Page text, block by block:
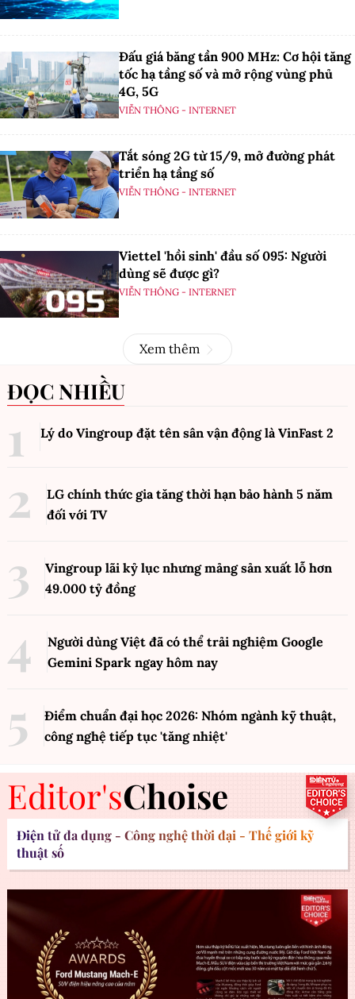
Đấu giá băng tần 900 MHz: Cơ hội tăng
tốc hạ tầng số và mở rộng vùng phủ
4G, 5G
VIỄN THÔNG - INTERNET
Tắt sóng 2G từ 15/9, mở đường phát
triển hạ tầng số
VIỄN THÔNG - INTERNET
Viettel 'hồi sinh' đầu số 095: Người
dùng sẽ được gì?
VIỄN THÔNG - INTERNET
Xem thêm
ĐỌC NHIỀU
Lý do Vingroup đặt tên sân vận động là VinFast 2
LG chính thức gia tăng thời hạn bảo hành 5 năm
đối với TV
Vingroup lãi kỷ lục nhưng mảng sản xuất lỗ hơn
49.000 tỷ đồng
Người dùng Việt đã có thể trải nghiệm Google
Gemini Spark ngay hôm nay
Điểm chuẩn đại học 2026: Nhóm ngành kỹ thuật,
công nghệ tiếp tục 'tăng nhiệt'
Editor'sChoise
Điện tử đa dụng - Công nghệ thời đại - Thế giới kỹ
thuật số